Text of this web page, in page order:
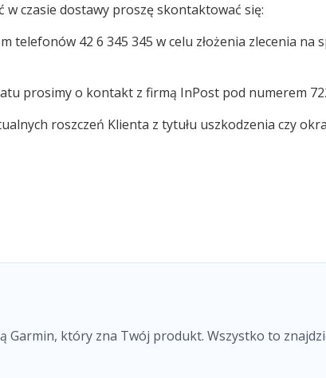
w czasie dostawy proszę skontaktować się:
42 6 345 345 w celu złożenia zlecenia na
prosimy o kontakt z firmą InPost pod numerem
roszczeń Klienta z tytułu uszkodzenia czy
który zna Twój produkt. Wszystko to